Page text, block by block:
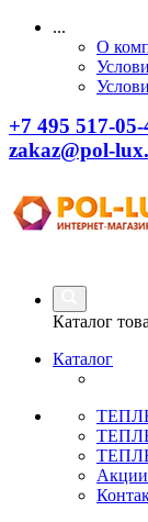
...
О
+7 495 517-05-
zakaz@pol-
Каталог
Каталог
Акции